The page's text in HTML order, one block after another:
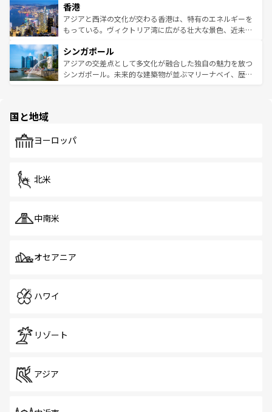
とつ。フォーやバインミー、ベトナムコーヒーなどは、ぜ
ひ現地で味わいたい。どの地域を訪れてもあたたかい人々
が旅行者を迎えてくれるので、きっと忘れられない旅にな
参照してほしい。
の活気が交差している。北部ではチェンマイなどの山岳地
帯で自然と触れ合い、南部ではプーケットやクラビの美し
いビーチでリゾート気分を楽しむことができる。タイ料理
激する。気候は一年中温暖で、どの季節にも異なる楽しみ
が待っている。親しみやすいタイの人々、仏教を中心とし
た文化、そして多様な観光資源が、訪れる旅人を魅了し続
香港
アジアと西洋の文化が交わる香港は、特有のエネルギーを
もっている。ヴィクトリア湾に広がる壮大な景色、近未来
み、どこを訪れても感動するはず。観光スポットが密集し
ており、効率よく見どころを回れるのも魅力。息をのむよ
うな絶景から文化的な体験まで、香港を存分に楽しみ尽く
シンガポール
アジアの交差点として多文化が融合した独自の魅力を放つ
シンガポール。未来的な建築物が並ぶマリーナベイ、歴史
で、ホーカーズは地元の風情を楽しめる外せないスポット
国と地域
ヨーロッパ
北米
中南米
オセアニア
ハワイ
リゾート
アジア